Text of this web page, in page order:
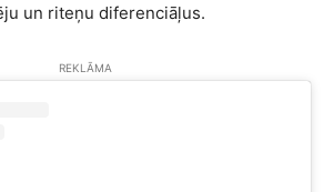
un riteņu diferenciāļus.
REKLĀMA